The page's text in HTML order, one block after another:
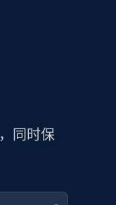
同时保